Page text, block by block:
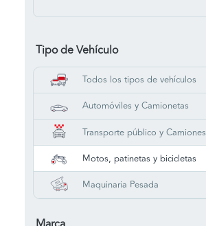
Tipo de Vehículo
Todos los tipos de vehículos
Automóviles y Camionetas
Transporte público y Camiones
Motos, patinetas y bicicletas
Maquinaria Pesada